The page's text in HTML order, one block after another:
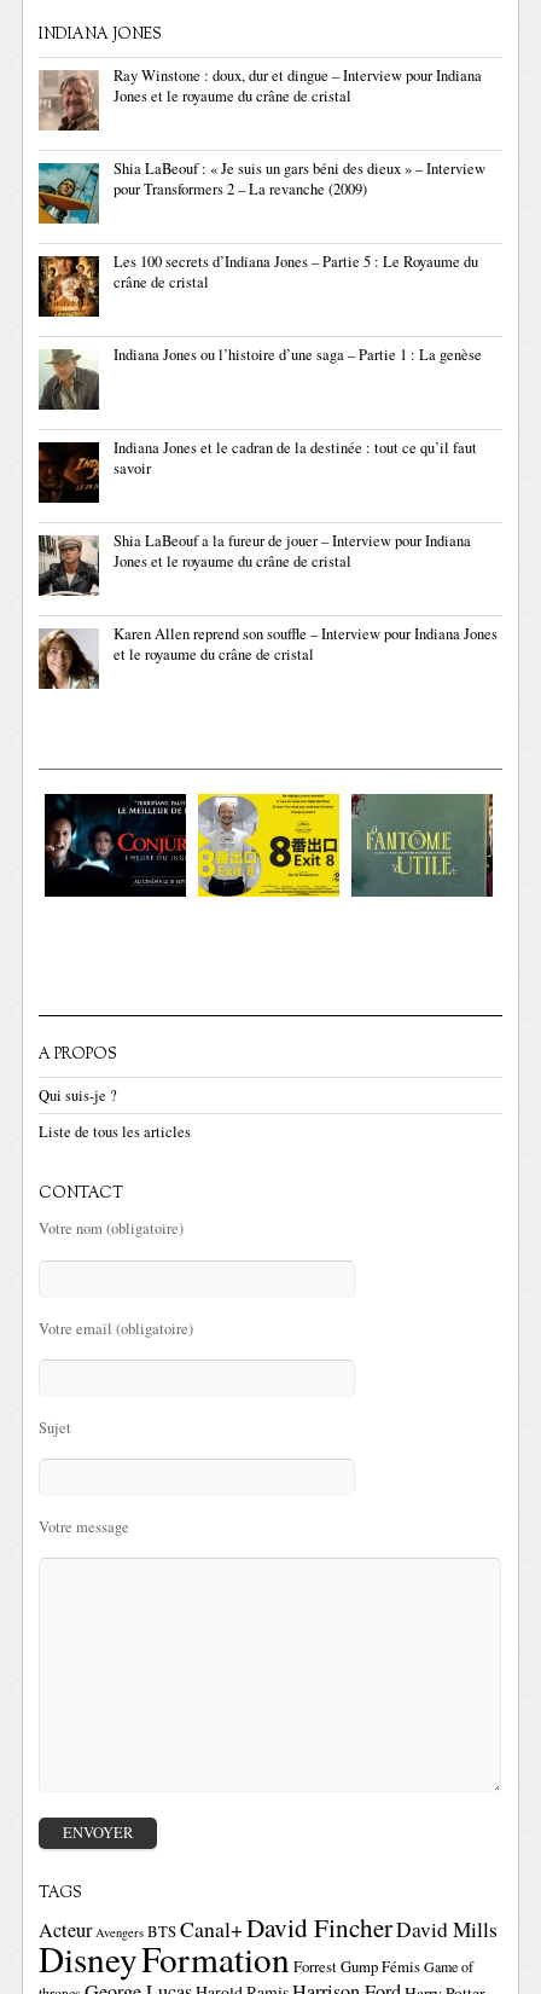
INDIANA JONES
Ray Winstone : doux, dur et dingue – Interview pour Indiana
Jones et le royaume du crâne de cristal
Shia LaBeouf : « Je suis un gars béni des dieux » – Interview
pour Transformers 2 – La revanche (2009)
Les 100 secrets d’Indiana Jones – Partie 5 : Le Royaume du
crâne de cristal
Indiana Jones ou l’histoire d’une saga – Partie 1 : La genèse
Indiana Jones et le cadran de la destinée : tout ce qu’il faut
savoir
Shia LaBeouf a la fureur de jouer – Interview pour Indiana
Jones et le royaume du crâne de cristal
Karen Allen reprend son souffle – Interview pour Indiana Jones
et le royaume du crâne de cristal
A PROPOS
Qui suis-je ?
Liste de tous les articles
CONTACT
Votre nom (obligatoire)
Votre email (obligatoire)
Sujet
Votre message
TAGS
Acteur Avengers BTSCanal+David FincherDavid Mills
DisneyFormationForrest GumpFémis Game of